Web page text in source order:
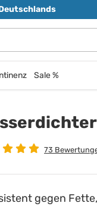
Sale %
73
gegen